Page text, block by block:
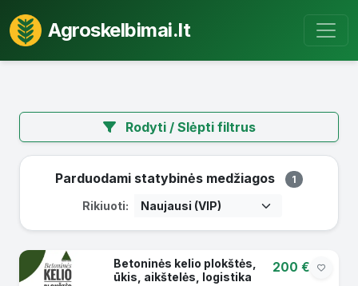
Agroskelbimai.lt
Rodyti / Slėpti filtrus
Parduodami statybinės medžiagos 1
Rikiuoti:
Betoninės kelio plokštės,
ūkis, aikštelės, logistika
200 €